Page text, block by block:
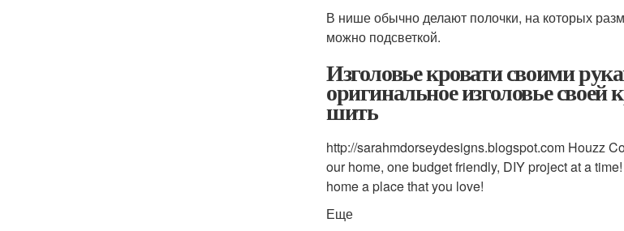
В нише обычно делают полочки, на которых
можно подсветкой.
Изголовье кровати своими
оригинальное изголовье
шить
http://sarahmdorseydesigns.blogspot.com Houzz
our home, one budget friendly, DIY project at a
home a place that you love!
Еще